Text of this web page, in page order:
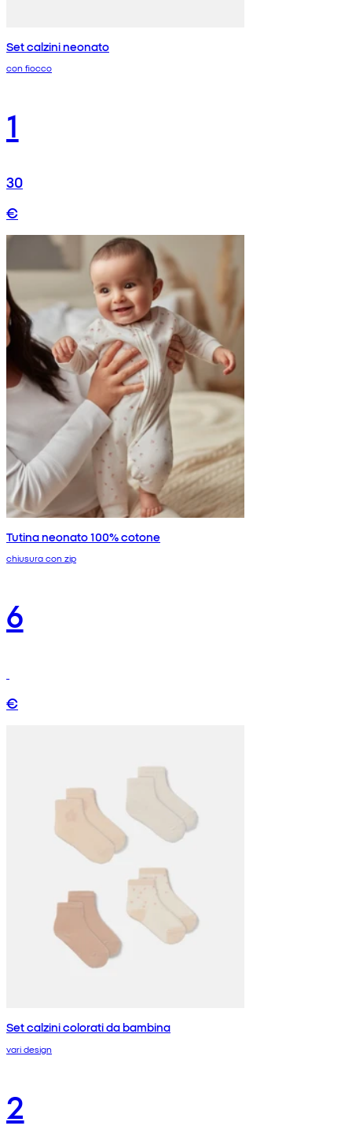
Set calzini neonato
con fiocco
1
30
€
Tutina neonato 100% cotone
chiusura con zip
6
€
Set calzini colorati da bambina
vari design
2